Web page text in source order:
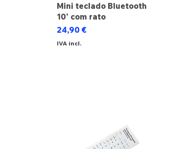
Mini teclado Bluetooth
10' com rato
Preço
24,90 €
IVA incl.